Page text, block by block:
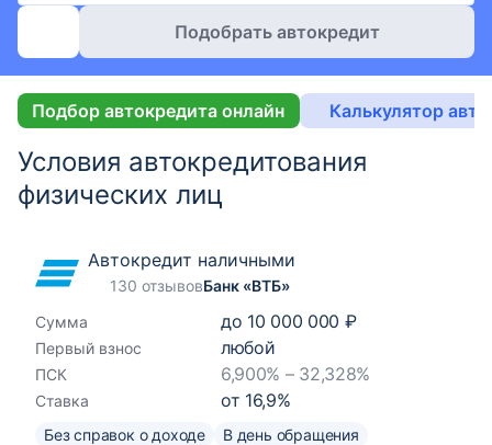
Подобрать автокредит
Подбор автокредита онлайн Калькулятор
Условия автокредитования
физических лиц
Автокредит наличными
130 отзывовБанк «ВТБ»
Сумма
до 10 000 000 ₽
Первый взнос любой
ПСК 6,900% – 32,328%
Ставка от 16,9%
Без справок о доходе В день обращения